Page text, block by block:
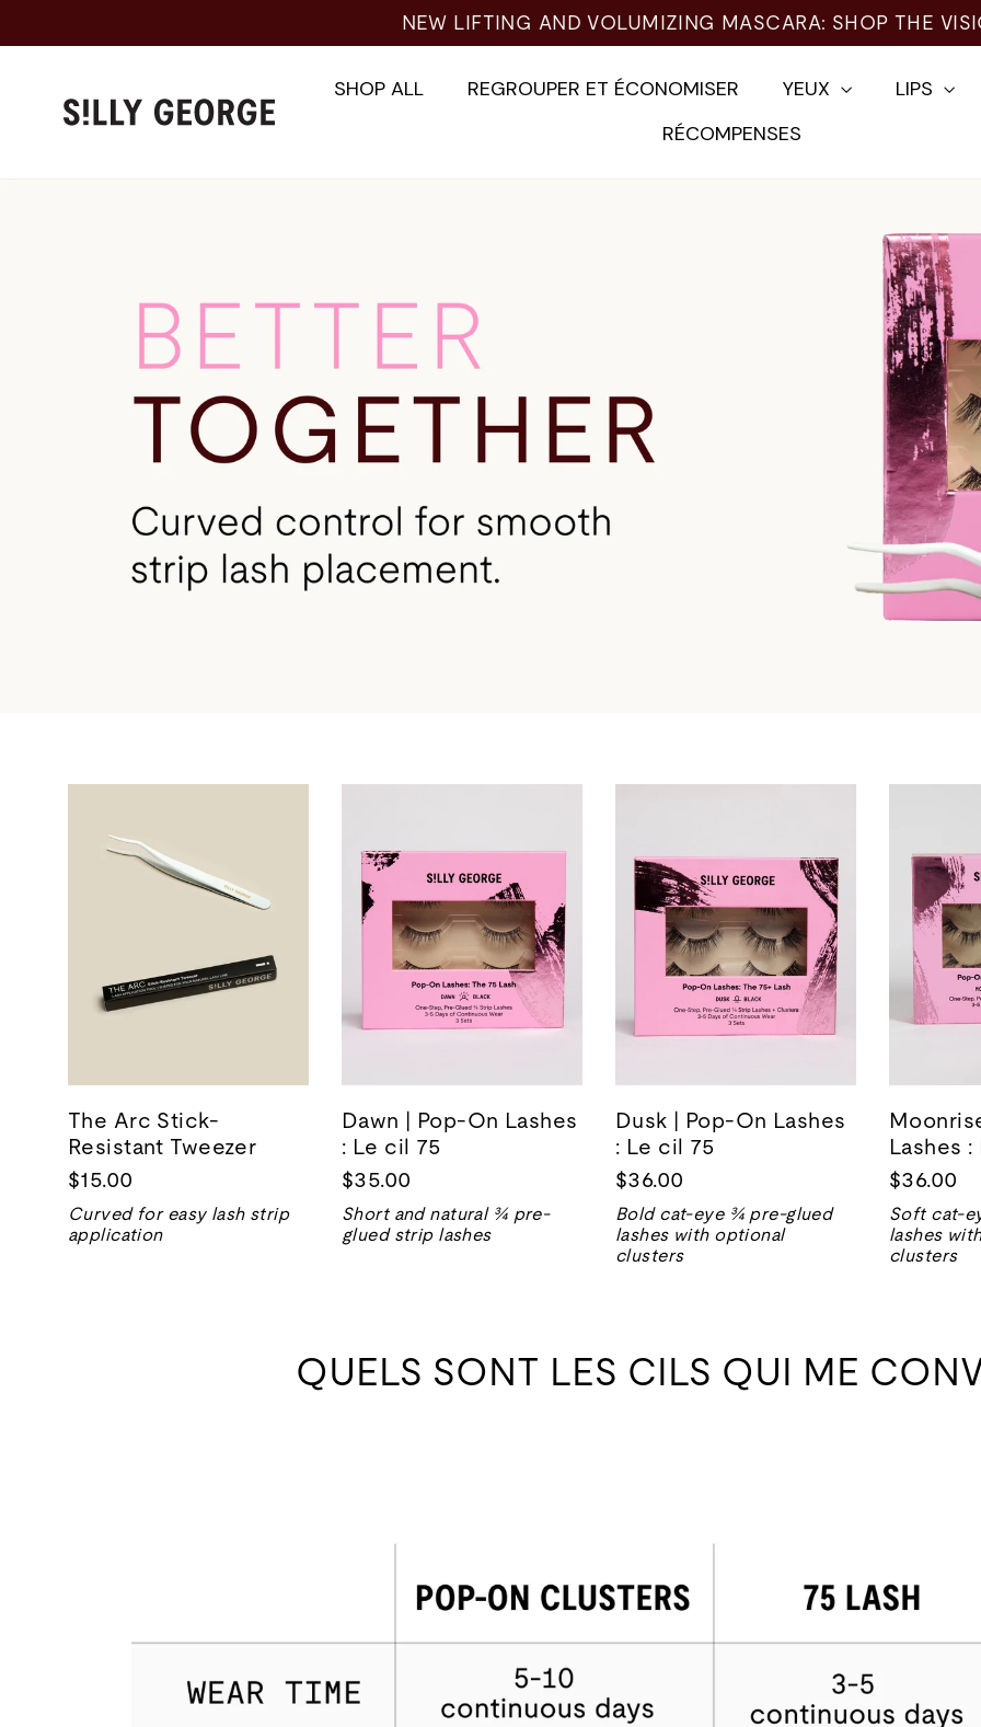
NEW LIFTING AND VOLUMIZING MASCARA: SHOP THE
SHOP ALL REGROUPER ET ÉCONOMISER YEUX
LIPS
RÉCOMPENSES
The Arc Stick-
Resistant Tweezer
$15.00
Curved for easy lash strip
application
Dawn | Pop-On Lashes
: Le cil 75
$35.00
Short and natural ¾ pre-
glued strip lashes
Dusk | Pop-On Lashes
: Le cil 75
$36.00
Bold cat-eye ¾ pre-glued
lashes with optional
clusters
Lashes
$36.00
Soft cat-
lashes
clusters
QUELS SONT LES CILS QUI ME